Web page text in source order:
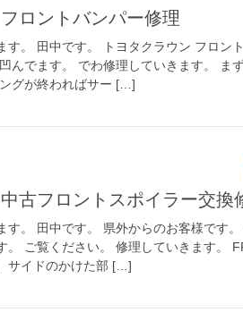
ロントバンパー修理
す。 田中です。 トヨタクラウン フロン
んでます。 でわ修理していきます。 ま
グが終わればサー […]
古フロントスポイラー交換
す。 田中です。 県外からのお客様です
。 ご覧ください。 修理していきます。
サイドのかけた部 […]